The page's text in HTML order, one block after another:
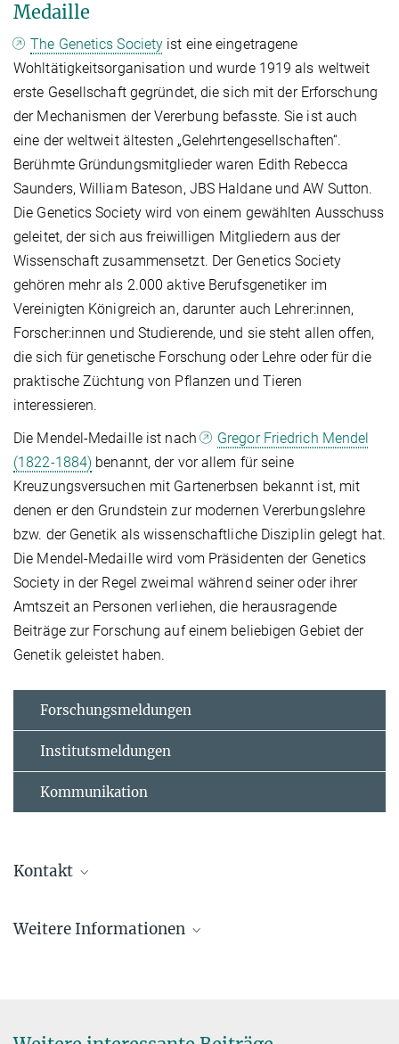
Medaille
The Genetics Society ist eine eingetragene
Wohltätigkeitsorganisation und wurde 1919 als weltweit
erste Gesellschaft gegründet, die sich mit der Erforschung
der Mechanismen der Vererbung befasste. Sie ist auch
eine der weltweit ältesten „Gelehrtengesellschaften“.
Berühmte Gründungsmitglieder waren Edith Rebecca
Saunders, William Bateson, JBS Haldane und AW Sutton.
Die Genetics Society wird von einem gewählten Ausschuss
geleitet, der sich aus freiwilligen Mitgliedern aus der
Wissenschaft zusammensetzt. Der Genetics Society
gehören mehr als 2.000 aktive Berufsgenetiker im
Vereinigten Königreich an, darunter auch Lehrer:innen,
Forscher:innen und Studierende, und sie steht allen offen,
die sich für genetische Forschung oder Lehre oder für die
praktische Züchtung von Pflanzen und Tieren
interessieren.
Die Mendel-Medaille ist nach
Gregor Friedrich Mendel
(1822-1884) benannt, der vor allem für seine
Kreuzungsversuchen mit Gartenerbsen bekannt ist, mit
denen er den Grundstein zur modernen Vererbungslehre
bzw. der Genetik als wissenschaftliche Disziplin gelegt hat.
Die Mendel-Medaille wird vom Präsidenten der Genetics
Society in der Regel zweimal während seiner oder ihrer
Amtszeit an Personen verliehen, die herausragende
Beiträge zur Forschung auf einem beliebigen Gebiet der
Genetik geleistet haben.
Forschungsmeldungen
Institutsmeldungen
Kommunikation
Kontakt
Presse- und Öffentlichkeitsarbeit | public relations
Weitere Informationen